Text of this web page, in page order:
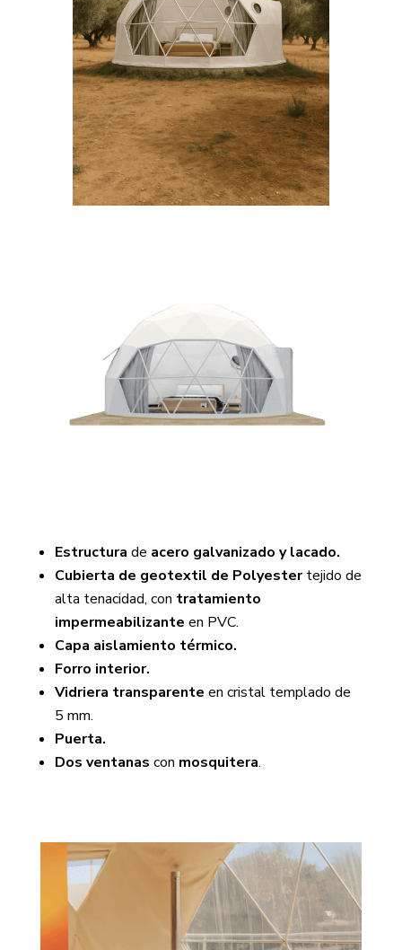
Estructura de acero galvanizado y lacado.
Cubierta de geotextil de Polyestertejido de
alta tenacidad, con tratamiento
impermeabilizante en PVC.
Capa aislamiento térmico.
Forro interior.
Vidriera transparente en cristal templado de
5 mm.
Puerta.
Dos ventanas con mosquitera.